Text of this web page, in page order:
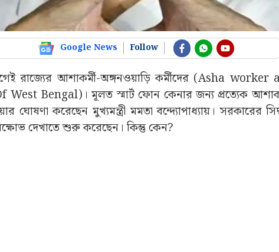
Google News Follow
আগেই রাজ্যের আশাকর্মী-অঙ্গনওয়াড়ি কর্মীদের (Asha
Bengal)। মূলত স্মার্ট ফোন কেনার জন্য প্রত্যেক
ঘোষণা করেছেন মুখ্যমন্ত্রী মমতা বন্দ্যোপাধ্যায়। সরকারের
দেখাতে শুরু করেছেন। কিন্তু কেন?